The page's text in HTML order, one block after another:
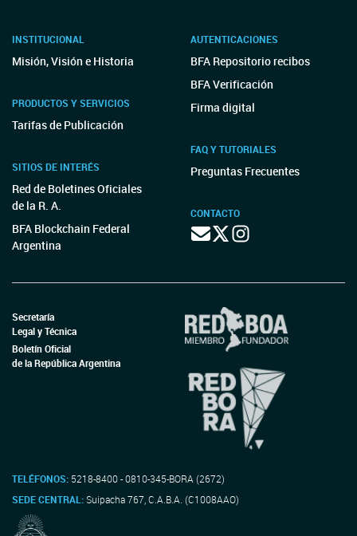
INSTITUCIONAL
Misión, Visión e Historia
PRODUCTOS Y SERVICIOS
Tarifas de Publicación
SITIOS DE INTERÉS
Red de Boletines Oficiales
de la R. A.
BFA Blockchain Federal
Argentina
AUTENTICACIONES
BFA Repositorio recibos
BFA Verificación
Firma digital
FAQ Y TUTORIALES
Preguntas Frecuentes
CONTACTO
Secretaría
Legal y Técnica
Boletín Oficial
de la República Argentina
TELÉFONOS: 5218-8400 - 0810-345-BORA (2672)
SEDE CENTRAL:Suipacha 767, C.A.B.A. (C1008AAO)